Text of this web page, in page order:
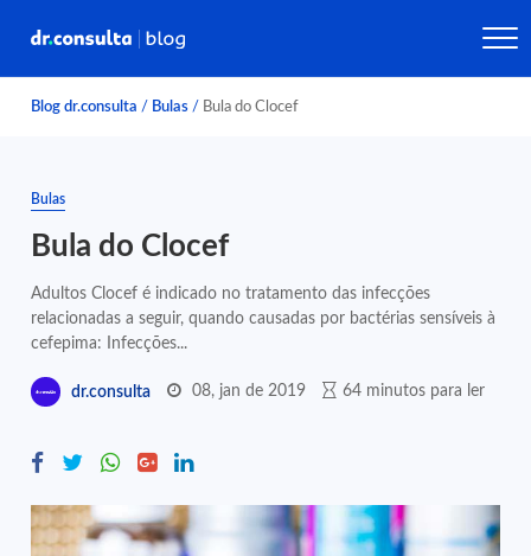
Blog dr.consulta / Bulas / Bula do Clocef
Bulas
Bula do Clocef
Adultos Clocef é indicado no tratamento das infecções
relacionadas a seguir, quando causadas por bactérias sensíveis à
cefepima: Infecções...
dr.consulta 08, jan de 2019 64 minutos para ler